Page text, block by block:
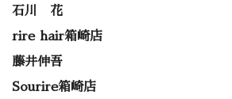
石川 花
rire hair箱崎店
藤井伸吾
Sourire箱崎店